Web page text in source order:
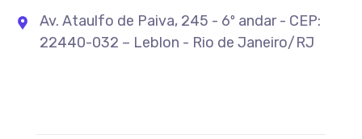
Av. Ataulfo de Paiva, 245 - 6º andar - CEP:
22440-032 – Leblon - Rio de Janeiro/RJ